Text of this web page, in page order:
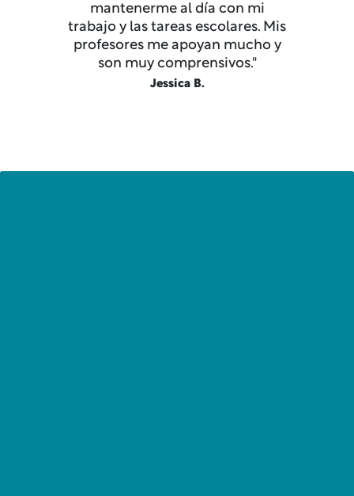
mantenerme al día con mi
trabajo y las tareas escolares. Mis
profesores me apoyan mucho y
son muy comprensivos."
Jessica B.